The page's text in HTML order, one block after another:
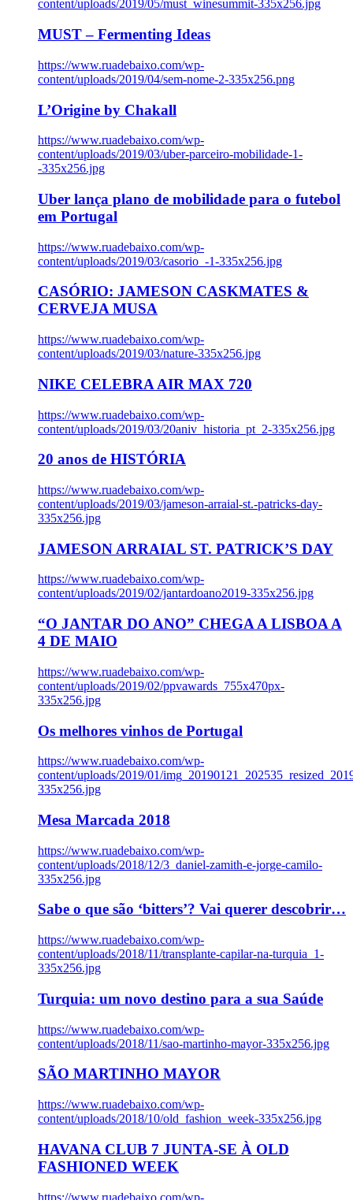
content/uploads/2019/05/must_winesummit-335x256.jpg
MUST – Fermenting Ideas
https://www.ruadebaixo.com/wp-
content/uploads/2019/04/sem-nome-2-335x256.png
L’Origine by Chakall
https://www.ruadebaixo.com/wp-
content/uploads/2019/03/uber-parceiro-mobilidade-1-
-335x256.jpg
Uber lança plano de mobilidade para o futebol
em Portugal
https://www.ruadebaixo.com/wp-
content/uploads/2019/03/casorio_-1-335x256.jpg
CASÓRIO: JAMESON CASKMATES &
CERVEJA MUSA
https://www.ruadebaixo.com/wp-
content/uploads/2019/03/nature-335x256.jpg
NIKE CELEBRA AIR MAX 720
https://www.ruadebaixo.com/wp-
content/uploads/2019/03/20aniv_historia_pt_2-335x256.jpg
20 anos de HISTÓRIA
https://www.ruadebaixo.com/wp-
content/uploads/2019/03/jameson-arraial-st.-patricks-day-
335x256.jpg
JAMESON ARRAIAL ST. PATRICK’S DAY
https://www.ruadebaixo.com/wp-
content/uploads/2019/02/jantardoano2019-335x256.jpg
“O JANTAR DO ANO” CHEGA A LISBOA A
4 DE MAIO
https://www.ruadebaixo.com/wp-
content/uploads/2019/02/ppvawards_755x470px-
335x256.jpg
Os melhores vinhos de Portugal
https://www.ruadebaixo.com/wp-
content/uploads/2019/01/
335x256.jpg
Mesa Marcada 2018
https://www.ruadebaixo.com/wp-
content/uploads/2018/12/3_daniel-zamith-e-jorge-camilo-
335x256.jpg
Sabe o que são ‘bitters’? Vai querer descobrir…
https://www.ruadebaixo.com/wp-
content/uploads/2018/11/transplante-capilar-na-turquia_1-
335x256.jpg
Turquia: um novo destino para a sua Saúde
https://www.ruadebaixo.com/wp-
content/uploads/2018/11/sao-martinho-mayor-335x256.jpg
SÃO MARTINHO MAYOR
https://www.ruadebaixo.com/wp-
content/uploads/2018/10/old_fashion_week-335x256.jpg
HAVANA CLUB 7 JUNTA-SE À OLD
FASHIONED WEEK
https://www.ruadebaixo.com/wp-